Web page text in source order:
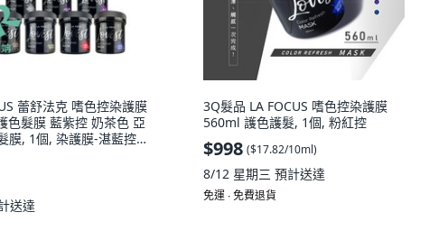
蕾舒法克 嗜色控染護膜
色髮膜 藍紫控 奶茶色 亞
膜, 1個, 染護膜-湛藍控
送達
3Q髮品 LA FOCUS 嗜色控染護膜
560ml 護色護髮, 1個, 粉紅控
$998 ($17.82/10ml)
8/12 星期三 預計送達
免運 ∙ 免費退貨